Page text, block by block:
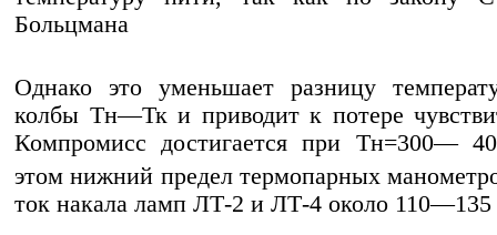
Больцмана
Однако это уменьшает разницу
колбы Tн—Тк и приводит к потере
Компромисс достигается при Tн=300—
этом нижний предел термопарных
ток накала ламп ЛТ-2 и ЛТ-4 около